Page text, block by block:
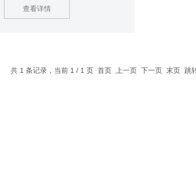
业以及机床上都可适用。
查看详情
共 1 条记录，当前 1 / 1 页 首页 上一页 下一页 末页 跳